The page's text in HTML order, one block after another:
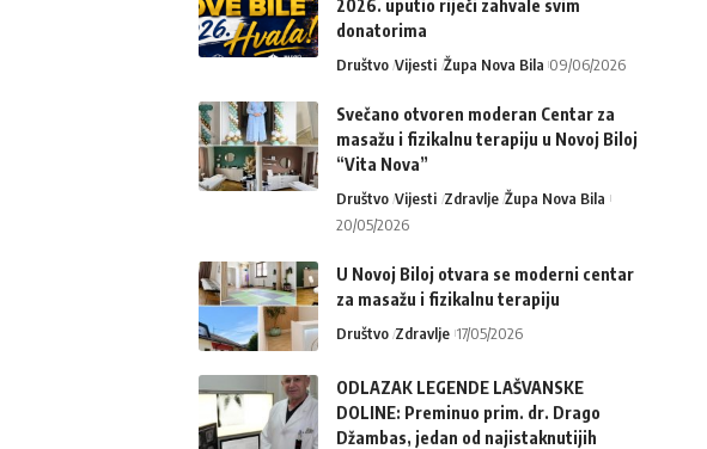
2026. uputio riječi zahvale svim
donatorima
Društvo Vijesti Župa Nova Bila 09/06/2026
Svečano otvoren moderan Centar za
masažu i fizikalnu terapiju u Novoj Biloj
“Vita Nova”
Društvo Vijesti Zdravlje Župa Nova Bila
20/05/2026
U Novoj Biloj otvara se moderni centar
za masažu i fizikalnu terapiju
Društvo Zdravlje 17/05/2026
ODLAZAK LEGENDE LAŠVANSKE
DOLINE: Preminuo prim. dr. Drago
Džambas, jedan od najistaknutijih